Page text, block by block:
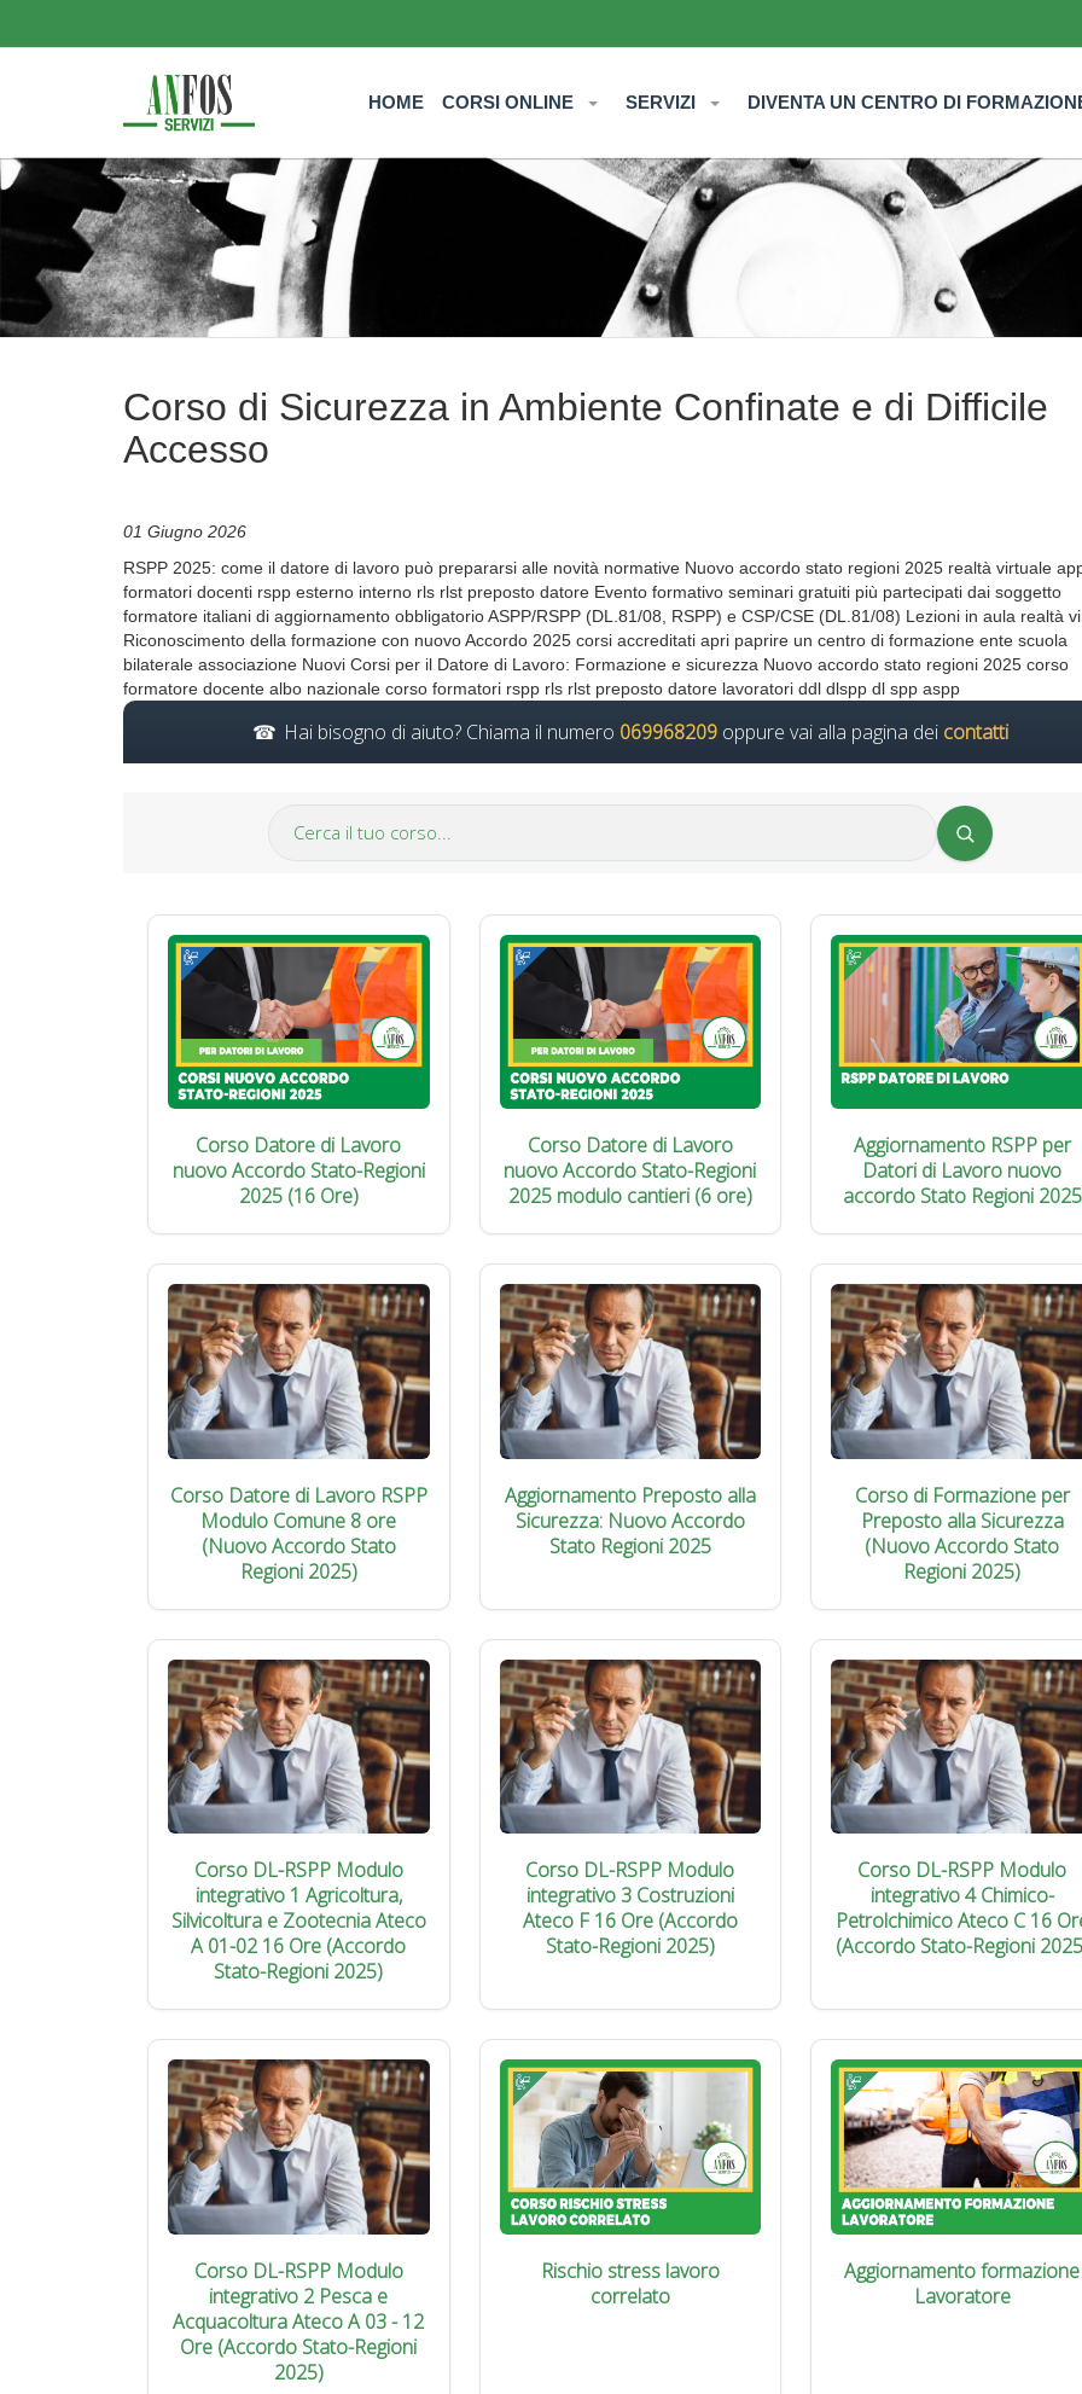
HOME CORSI ONLINE SERVIZI DIVENTA UN CENTRO DI
Corso di Sicurezza in Ambiente Confinate e di Difficile
Accesso
01 Giugno 2026
RSPP 2025: come il datore di lavoro può prepararsi alle novità normative Nuovo accordo stato regioni 2025 realtà virtuale
formatori docenti rspp esterno interno rls rlst preposto datore Evento formativo seminari gratuiti più partecipati dai soggetto
formatore italiani di aggiornamento obbligatorio ASPP/RSPP (DL.81/08, RSPP) e CSP/CSE (DL.81/08) Lezioni in aula realtà
Riconoscimento della formazione con nuovo Accordo 2025 corsi accreditati apri paprire un centro di formazione ente scuola
bilaterale associazione Nuovi Corsi per il Datore di Lavoro: Formazione e sicurezza Nuovo accordo stato regioni 2025 corso
formatore docente albo nazionale corso formatori rspp rls rlst preposto datore lavoratori ddl dlspp dl spp aspp
Hai bisogno di aiuto? Chiama il numero 069968209 oppure vai alla pagina dei contatti
Corso Datore di Lavoro
nuovo Accordo Stato-Regioni
2025 (16 Ore)
Corso Datore di Lavoro
nuovo Accordo Stato-Regioni
2025 modulo cantieri (6 ore)
Aggiornamento RSPP per
Datori di Lavoro nuovo
accordo Stato Regioni 2025
Corso Datore di Lavoro RSPP
Modulo Comune 8 ore
(Nuovo Accordo Stato
Regioni 2025)
Aggiornamento Preposto alla
Sicurezza: Nuovo Accordo
Stato Regioni 2025
Corso di Formazione per
Preposto alla Sicurezza
(Nuovo Accordo Stato
Regioni 2025)
Corso DL-RSPP Modulo
integrativo 1 Agricoltura,
Silvicoltura e Zootecnia Ateco
A 01-02 16 Ore (Accordo
Stato-Regioni 2025)
Corso DL-RSPP Modulo
integrativo 3 Costruzioni
Ateco F 16 Ore (Accordo
Stato-Regioni 2025)
Corso DL-RSPP Modulo
integrativo 4 Chimico-
Petrolchimico Ateco C 16
(Accordo Stato-Regioni
Corso DL-RSPP Modulo
integrativo 2 Pesca e
Acquacoltura Ateco A 03 - 12
Ore (Accordo Stato-Regioni
2025)
Rischio stress lavoro
correlato
Aggiornamento formazione
Lavoratore